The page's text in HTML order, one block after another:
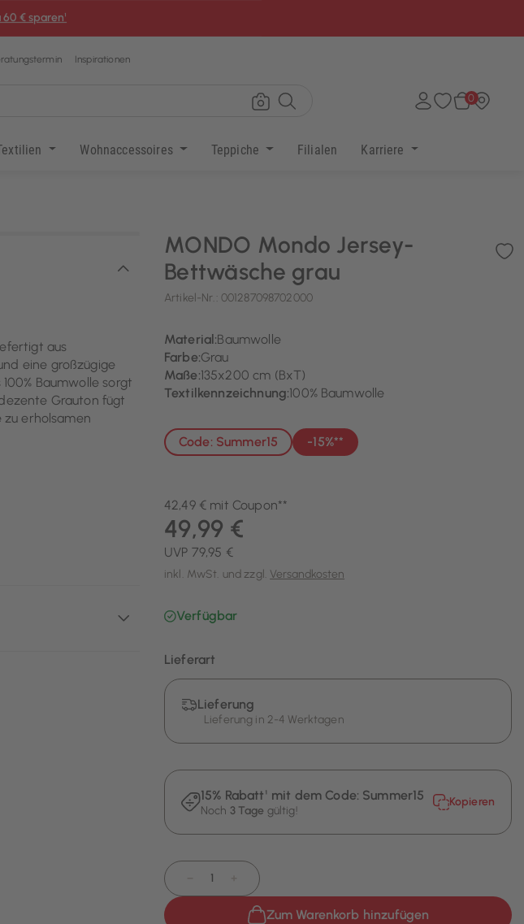
zu 80 % sparen¹
Inspirationen
0
Wohnaccessoires Teppiche Filialen Karriere
aus
eine großzügige
Baumwolle sorgt
Grauton fügt
erholsamen
MONDO Mondo Jersey-
Bettwäsche grau
Artikel-Nr.: 001287098702000
Material:Baumwolle
Farbe:Grau
Maße:135x200 cm (BxT)
Textilkennzeichnung:100% Baumwolle
Code: Summer15 -15%**
42,49 € mit Coupon**
UVP 79,95 €
49,99 €
inkl. MwSt. und zzgl. Versandkosten
Verfügbar
Lieferart
Lieferung
Lieferung in 2-4 Werktagen
15% Rabatt¹ mit dem Code: Summer15
Noch 3 Tage gültig!
Kopieren
Zum Warenkorb hinzufügen